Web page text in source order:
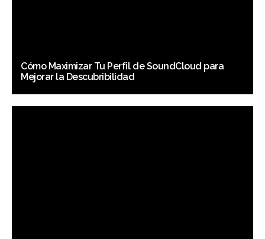
Cómo Maximizar Tu Perfil de SoundCloud para
Mejorar la Descubribilidad